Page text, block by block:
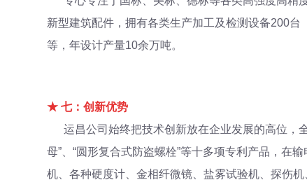
新型建筑配件，拥有各类生产加工及检测设备200
等，年设计产量10余万吨。
★七：创新优势
运昌公司始终把技术创新放在企业发展的高位，
母”、“圆形复合式防盗螺栓”等十多项专利产品，在
机、各种硬度计、金相纤微镜、盐雾试验机、探伤